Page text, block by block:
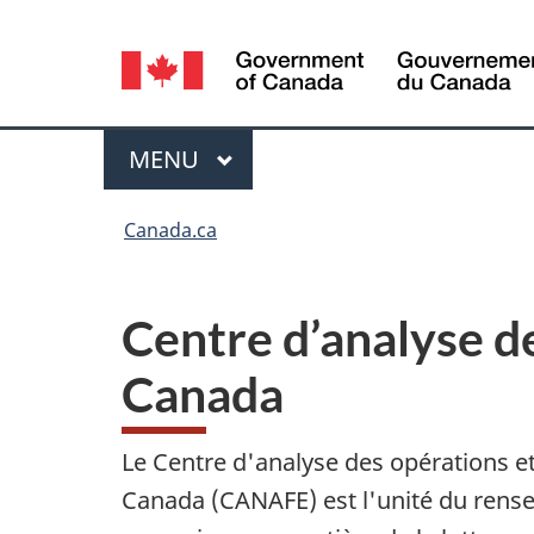
Sélection
de
la
langue
Menu
MENU PRINCIPAL
Canada.ca
Centre d’analyse
Canada
Le Centre d'analyse des opérations
Canada (CANAFE) est l'unité du